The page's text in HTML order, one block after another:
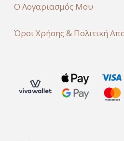
Ο Λογαριασμός Μου
Όροι Χρήσης & Πολιτική